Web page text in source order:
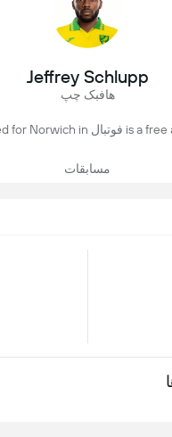
Jeffrey Schlupp
هافبک چپ
مسابقات